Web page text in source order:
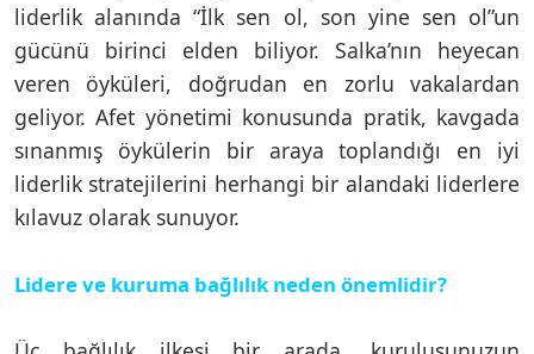
liderlik alanında “İlk sen ol, son yine sen ol”un
gücünü birinci elden biliyor. Salka’nın heyecan
veren öyküleri, doğrudan en zorlu vakalardan
geliyor. Afet yönetimi konusunda pratik, kavgada
sınanmış öykülerin bir araya toplandığı en iyi
liderlik stratejilerini herhangi bir alandaki liderlere
kılavuz olarak sunuyor.
Lidere ve kuruma bağlılık neden önemlidir?